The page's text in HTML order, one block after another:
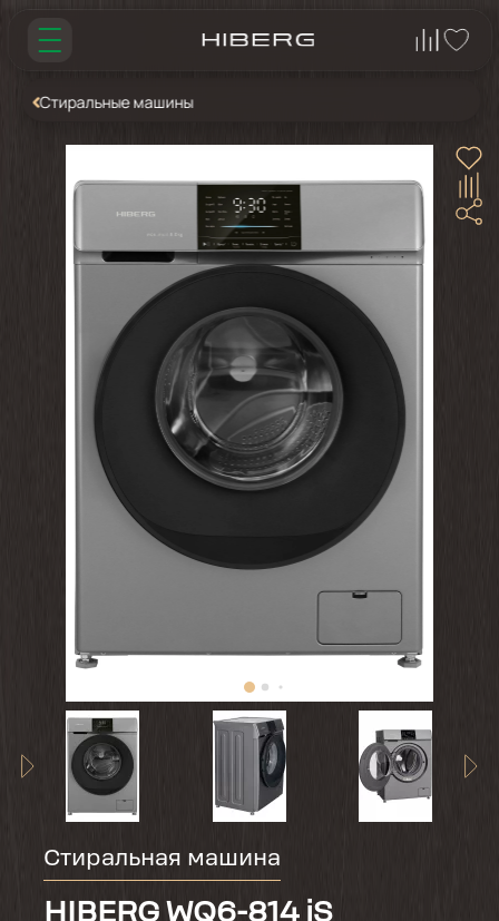
Стиральные машины
Стиральная машина
HIBERG WQ6-814 iS